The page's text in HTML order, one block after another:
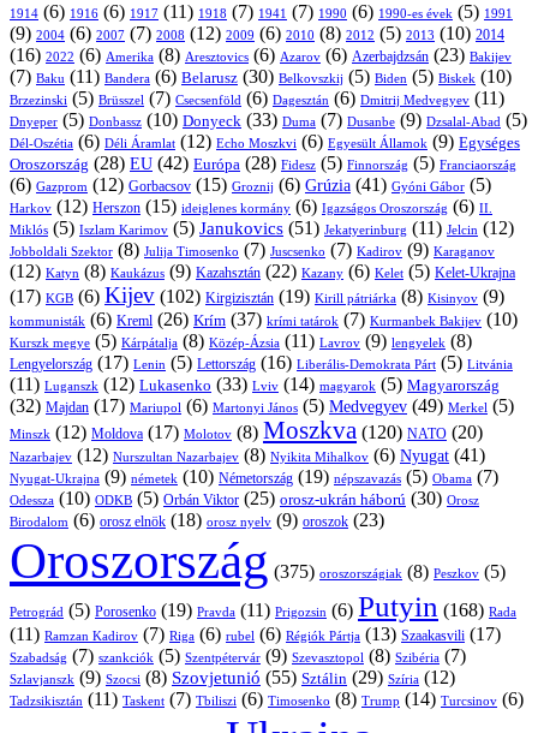
1914 (6) 1916 (6) 1917 (11) 1918 (7) 1941 (7) 1990 (6) 1990-es évek (5) 1991
(9) 2004 (6) 2007 (7) 2008 (12) 2009 (6) 2010 (8) 2012 (5) 2013 (10) 2014
(16) 2022 (6) Amerika (8) Aresztovics (6) Azarov (6) Azerbajdzsán (23) Bakijev
(7) Baku (11) Bandera (6) Belarusz (30) Belkovszkij (5) Biden (5) Biskek (10)
Brzezinski (5) Brüsszel (7) Csecsenföld (6) Dagesztán (6) Dmitrij Medvegyev (11)
Dnyeper (5) Donbassz (10) Donyeck (33) Duma (7) Dusanbe (9) Dzsalal-Abad (5)
Dél-Oszétia (6) Déli Áramlat (12) Echo Moszkvi (6) Egyesült Államok (9) Egységes
Oroszország (28) EU (42) Európa (28) Fidesz (5) Finnország (5) Franciaország
(6) Gazprom (12) Gorbacsov (15) Groznij (6) Grúzia (41) Gyóni Gábor (5)
Harkov (12) Herszon (15) ideiglenes kormány (6) Igazságos Oroszország (6) II.
Miklós (5) Iszlam Karimov (5) Janukovics (51) Jekatyerinburg (11) Jelcin (12)
Jobboldali Szektor (8) Julija Timosenko (7) Juscsenko (7) Kadirov (9) Karaganov
(12) Katyn (8) Kaukázus (9) Kazahsztán (22) Kazany (6) Kelet (5) Kelet-Ukrajna
(17) KGB (6) Kijev (102) Kirgizisztán (19) Kirill pátriárka (8) Kisinyov (9)
kommunisták (6) Kreml (26) Krím (37) krími tatárok (7) Kurmanbek Bakijev (10)
Kurszk megye (5) Kárpátalja (8) Közép-Ázsia (11) Lavrov (9) lengyelek (8)
Lengyelország (17) Lenin (5) Lettország (16) Liberális-Demokrata Párt (5) Litvánia
(11) Luganszk (12) Lukasenko (33) Lviv (14) magyarok (5) Magyarország
(32) Majdan (17) Mariupol (6) Martonyi János (5) Medvegyev (49) Merkel (5)
Minszk (12) Moldova (17) Molotov (8) Moszkva (120) NATO (20)
Nazarbajev (12) Nurszultan Nazarbajev (8) Nyikita Mihalkov (6) Nyugat (41)
Nyugat-Ukrajna (9) németek (10) Németország (19) népszavazás (5) Obama (7)
Odessza (10) ODKB (5) Orbán Viktor (25) orosz-ukrán háború (30) Orosz
Birodalom (6) orosz elnök (18) orosz nyelv (9) oroszok (23)
Oroszország (375) oroszországiak (8) Peszkov (5)
Petrográd (5) Porosenko (19) Pravda (11) Prigozsin (6) Putyin (168) Rada
(11) Ramzan Kadirov (7) Riga (6) rubel (6) Régiók Pártja (13) Szaakasvili (17)
Szabadság (7) szankciók (5) Szentpétervár (9) Szevasztopol (8) Szibéria (7)
Szlavjanszk (9) Szocsi (8) Szovjetunió (55) Sztálin (29) Szíria (12)
Tadzsikisztán (11) Taskent (7) Tbiliszi (6) Timosenko (8) Trump (14) Turcsinov (6)